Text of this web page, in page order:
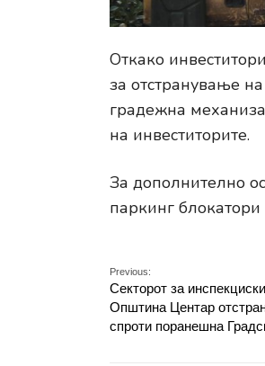
Откако
за отстранување
градежна
на инвеститорите.
За дополнително
паркинг блокатори
Previous:
Секторот за
Општина Центар
спроти поранешна